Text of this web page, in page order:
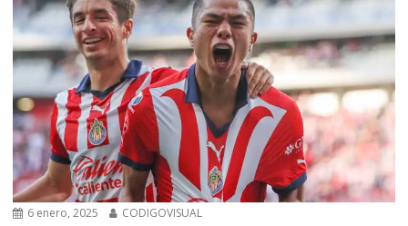
6 enero, 2025 CODIGOVISUAL